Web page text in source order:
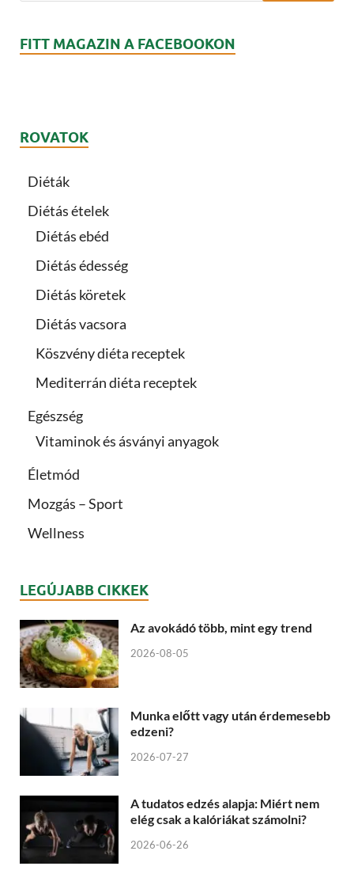
FITT MAGAZIN A FACEBOOKON
ROVATOK
Diéták
Diétás ételek
Diétás ebéd
Diétás édesség
Diétás köretek
Diétás vacsora
Köszvény diéta receptek
Mediterrán diéta receptek
Egészség
Vitaminok és ásványi anyagok
Életmód
Mozgás – Sport
Wellness
LEGÚJABB CIKKEK
Az avokádó több, mint egy trend
2026-08-05
Munka előtt vagy után érdemesebb
edzeni?
2026-07-27
A tudatos edzés alapja: Miért nem
elég csak a kalóriákat számolni?
2026-06-26